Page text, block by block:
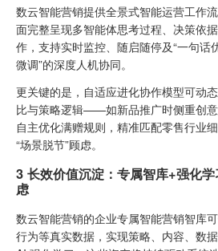
数云智能营销提供全景式智能运营工作
面完整呈现多智能体思考过程、决策依
作，支持实时监控、随启随停及“一句话
微调”的深度人机协同。
更关键的是，自适应进化协作模型可动
比与策略逻辑——如新品推广时侧重创
自主优化满赠规则，精准匹配零售行业
“场景脱节”顾虑。
3 长效价值沉淀：专属智库+强化
虑
数云智能营销的企业专属智能营销智库
行为等真实数据，实现策略、内容、数